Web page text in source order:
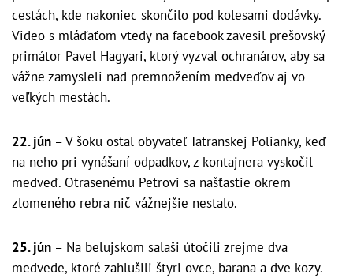
cestách, kde nakoniec skončilo pod kolesami dodávky.
Video s mláďaťom vtedy na facebook zavesil prešovský
primátor Pavel Hagyari, ktorý vyzval ochranárov, aby sa
vážne zamysleli nad premnožením medveďov aj vo
veľkých mestách.
22. jún – V šoku ostal obyvateľ Tatranskej Polianky, keď
na neho pri vynášaní odpadkov, z kontajnera vyskočil
medveď. Otrasenému Petrovi sa našťastie okrem
zlomeného rebra nič vážnejšie nestalo.
25. jún – Na belujskom salaši útočili zrejme dva
medvede, ktoré zahlušili štyri ovce, barana a dve kozy.